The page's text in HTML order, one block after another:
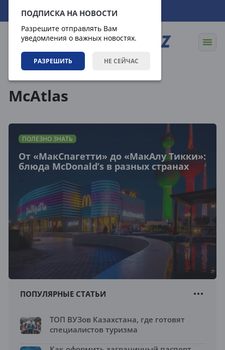
ПОДПИСКА НА НОВОСТИ
Разрешите отправлять Вам
уведомления о важных новостях.
РАЗРЕШИТЬ НЕ СЕЙЧАС
08.08.2026 22:53:08
McAtlas
ПОЛЕЗНО ЗНАТЬ
От «МакСпагетти» до «МакАлу Тикки»:
блюда McDonald’s в разных странах
ПОПУЛЯРНЫЕ СТАТЬИ
ТОП ВУЗов Казахстана, где готовят
специалистов туризма